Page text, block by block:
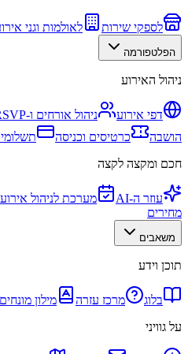
לספקי שירות לאולמות וגני
הפלטפורמה
ניהול האירוע
דפי אירוע ניהול אורחים ו-RSVP
הושבה
כרטיסים וכניסה
חכם ומקצה לקצה
עוזר ה-AI
מערכת לניהול אירוע
מחירים
משאבים
תוכן וידע
בלוג מרכז עזרה
מילון מונחים
על גוויני